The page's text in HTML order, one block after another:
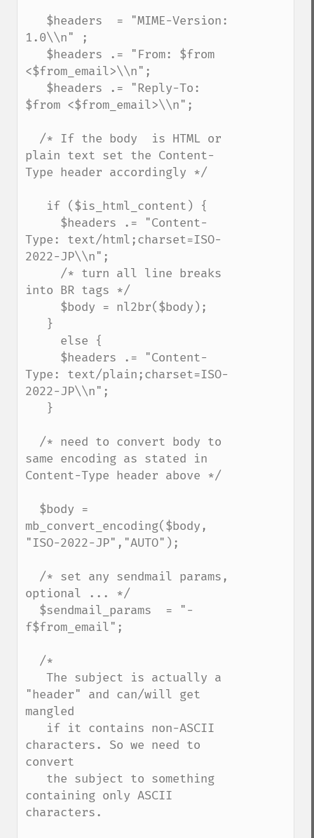
1.0\\n" ;
<$from_email>\\n";
$from <$from_email>\\n";
plain text set the Content-
Type header accordingly */
Type: text/html;charset=ISO-
2022-JP\\n";
into BR tags */
Type: text/plain;charset=ISO-
2022-JP\\n";
same encoding as stated in
Content-Type header above */
mb_convert_encoding($body,
"ISO-2022-JP","AUTO");
optional ... */
f$from_email";
"header" and can/will get
mangled
characters. So we need to
convert
containing only ASCII
characters.